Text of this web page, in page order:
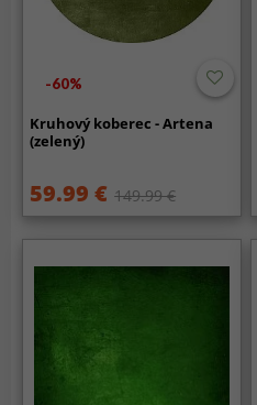
-60%
Kruhový koberec - Artena
(zelený)
59.99 € 149.99 €